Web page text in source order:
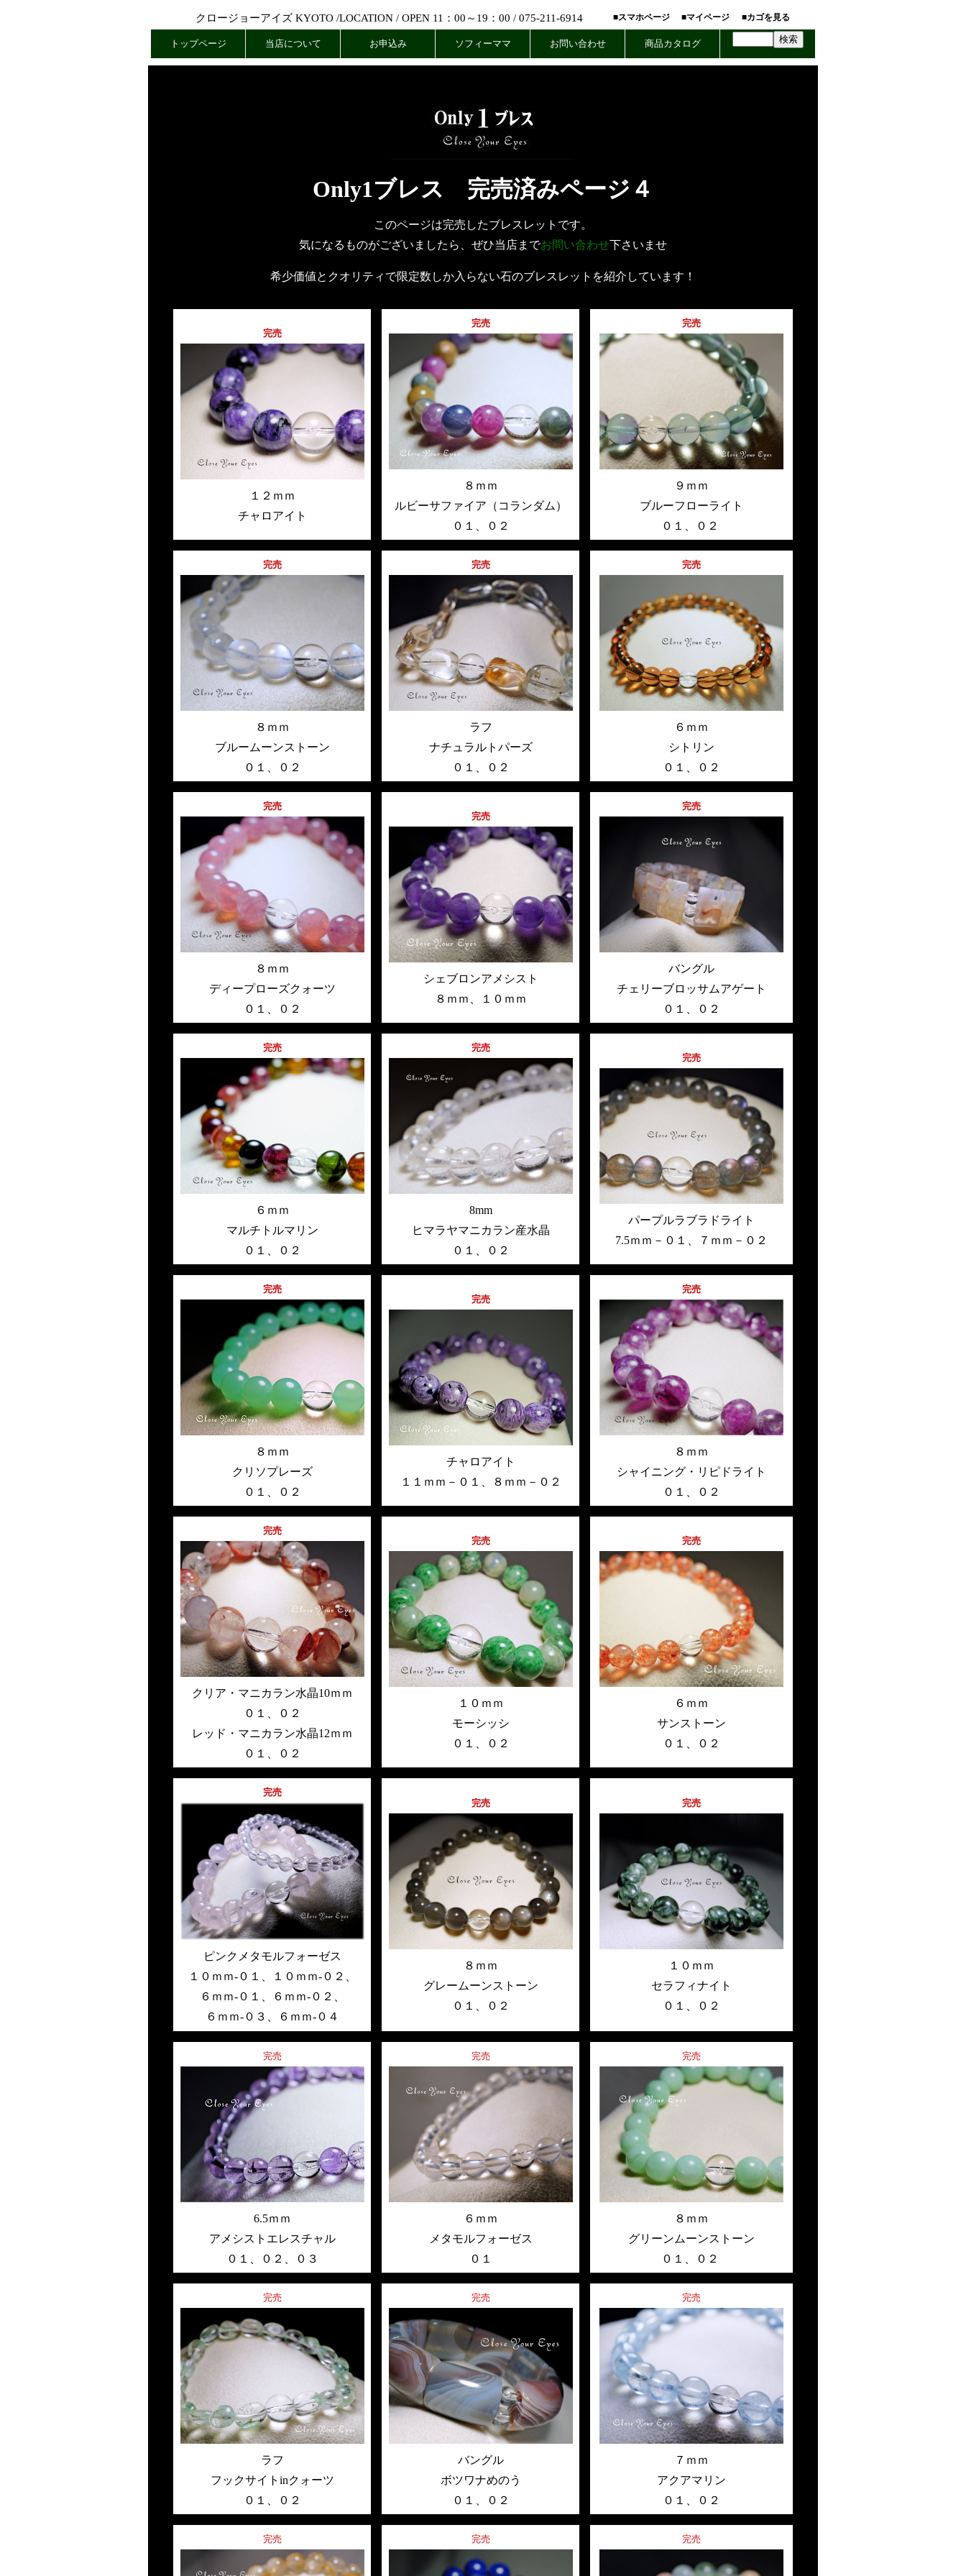
クロージョーアイズ KYOTO /LOCATION/ OPEN 11：00～19：00 / 075-211-6914 ■スマホページ ■マイページ ■カゴを見る
トップページ 当店について お申込み ソフィーママ お問い合わせ 商品カタログ
Only1ブレス 完売済みページ４
このページは完売したブレスレットです。
気になるものがございましたら、ぜひ当店までお問い合わせ下さいませ
希少価値とクオリティで限定数しか入らない石のブレスレットを紹介しています！
完売
１２ｍｍ
チャロアイト
完売
８ｍｍ
ルビーサファイア（コランダム）
０１
０２
完売
９ｍｍ
ブルーフローライト
０１
０２
完売
８ｍｍ
ブルームーンストーン
０１
０２
完売
ラフ
ナチュラルトパーズ
０１
０２
完売
６ｍｍ
シトリン
０１
０２
完売
８ｍｍ
ディープローズクォーツ
０１
０２
完売
シェブロンアメシスト
８ｍｍ
１０ｍｍ
完売
バングル
チェリーブロッサムアゲート
０１
０２
完売
６ｍｍ
マルチトルマリン
０１
０２
完売
8mm
ヒマラヤマニカラン産水晶
０１
０２
完売
パープルラブラドライト
7.5ｍｍ－０１
７ｍｍ－０２
完売
８ｍｍ
クリソプレーズ
０１
０２
完売
チャロアイト
１１ｍｍ－０１
８ｍｍ－０２
完売
８ｍｍ
シャイニング・リピドライト
０１
０２
完売
クリア・マニカラン水晶10ｍｍ
０１
０２
レッド・マニカラン水晶12ｍｍ
０１
０２
完売
１０ｍｍ
モーシッシ
０１
０２
完売
６ｍｍ
サンストーン
０１
０２
完売
ピンクメタモルフォーゼス
１０ｍｍ-０１
１０ｍｍ-０２
６ｍｍ-０１
６ｍｍ-０２
６ｍｍ-０３
６ｍｍ-０４
完売
８ｍｍ
グレームーンストーン
０１
０２
完売
１０ｍｍ
セラフィナイト
０１
０２
完売
6.5ｍｍ
アメシストエレスチャル
０１
０２ ０３
完売
６ｍｍ
メタモルフォーゼス
０１
完売
８ｍｍ
グリーンムーンストーン
０１
０２
完売
ラフ
フックサイトinクォーツ
０１
０２
完売
バングル
ボツワナめのう
０１
０２
完売
７ｍｍ
アクアマリン
０１
０２
完売 完売 完売